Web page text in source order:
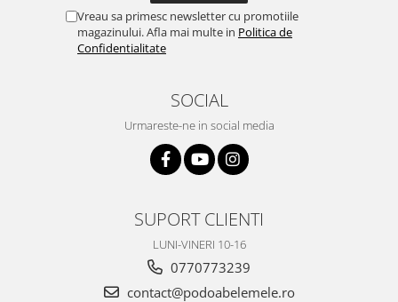
Vreau sa primesc newsletter cu promotiile
magazinului. Afla mai multe in Politica de
Confidentialitate
SOCIAL
Urmareste-ne in social media
SUPORT CLIENTI
LUNI-VINERI 10-16
0770773239
contact@podoabelemele.ro